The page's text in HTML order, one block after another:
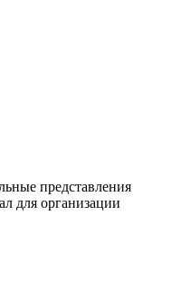
представления
для организации